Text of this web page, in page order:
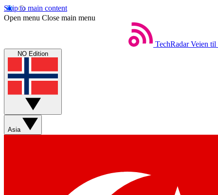
Skip to main content
Open menu Close main menu
TechRadar Veien til
NO Edition
Asia